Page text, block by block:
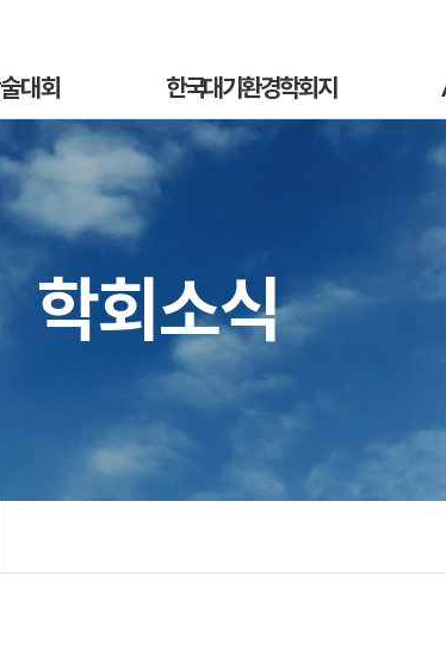
대회
대회안내
초록안내
초록접수
록접수상황
등록신청
션신청현황
한국대기환경학회지
논문심사규정
논문투고
심사료/게재료납부
목록 및 검색
On-
학회소식